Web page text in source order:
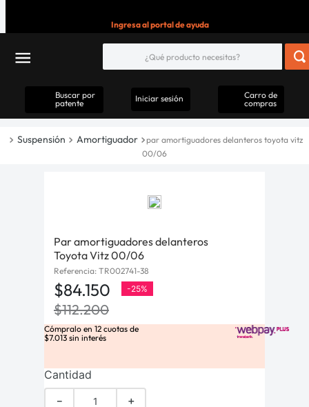
Ingresa al portal de ayuda
Buscar por
patente
Iniciar sesión
Carro de
compras
Suspensión Amortiguador
par amortiguadores delanteros toyota vitz
00/06
Par amortiguadores delanteros
Toyota Vitz 00/06
Referencia: TR002741-38
$84.150 -25%
$112.200
Cómpralo en 12 cuotas de
$7.013 sin interés
Cantidad
＋
－